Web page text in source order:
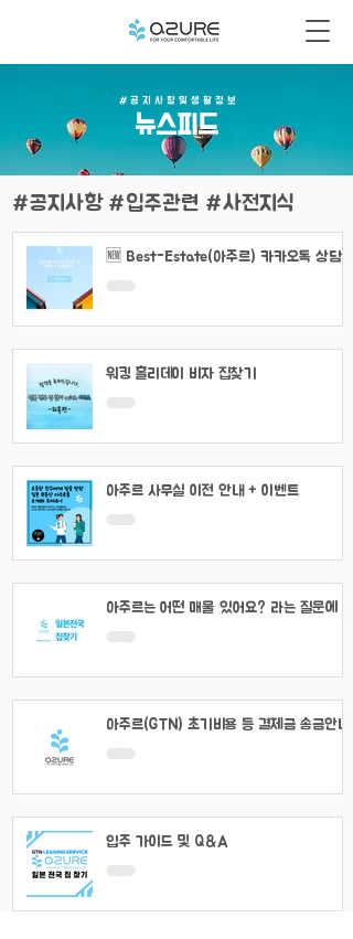
# 공 지 사 항 및 생 활 정 보
​뉴스피드
#공지사항 #입주관련 #사전지식
🆕 Best-Estate(아주르) 카카오톡 상담
워킹 홀리데이 비자 집찾기
아주르 사무실 이전 안내 + 이벤트
아주르는 어떤 매물 있어요? 라는 질문에 대
아주르(GTN) 초기비용 등 결제금 송금안내
입주 가이드 및 Q&A